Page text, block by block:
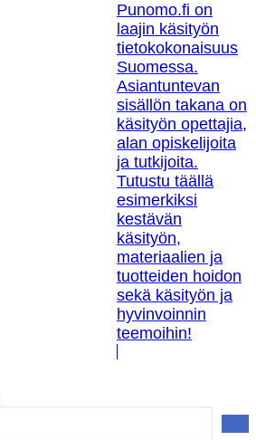
Punomo.fi on
laajin käsityön
tietokokonaisuus
Suomessa.
Asiantuntevan
sisällön takana on
käsityön opettajia,
alan opiskelijoita
ja tutkijoita.
Tutustu täällä
esimerkiksi
kestävän
käsityön,
materiaalien ja
tuotteiden hoidon
sekä käsityön ja
hyvinvoinnin
teemoihin!